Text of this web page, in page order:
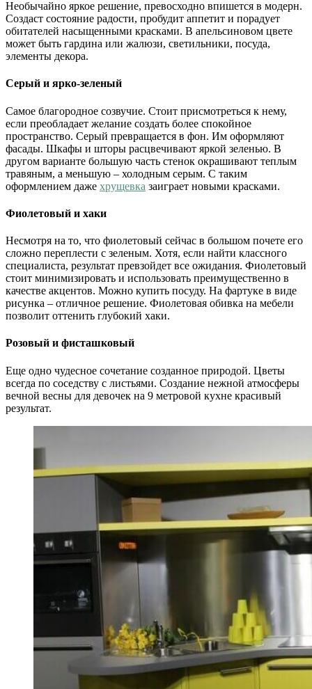
Необычайно яркое решение, превосходно впишется в модерн.
Создаст состояние радости, пробудит аппетит и порадует
обитателей насыщенными красками. В апельсиновом цвете
может быть гардина или жалюзи, светильники, посуда,
элементы декора.
Серый и ярко-зеленый
Самое благородное созвучие. Стоит присмотреться к нему,
если преобладает желание создать более спокойное
пространство. Серый превращается в фон. Им оформляют
фасады. Шкафы и шторы расцвечивают яркой зеленью. В
другом варианте большую часть стенок окрашивают теплым
травяным, а меньшую – холодным серым. С таким
оформлением даже хрущевка заиграет новыми красками.
Фиолетовый и хаки
Несмотря на то, что фиолетовый сейчас в большом почете его
сложно переплести с зеленым. Хотя, если найти классного
специалиста, результат превзойдет все ожидания. Фиолетовый
стоит минимизировать и использовать преимущественно в
качестве акцентов. Можно купить посуду. На фартуке в виде
рисунка – отличное решение. Фиолетовая обивка на мебели
позволит оттенить глубокий хаки.
Розовый и фисташковый
Еще одно чудесное сочетание созданное природой. Цветы
всегда по соседству с листьями. Создание нежной атмосферы
вечной весны для девочек на 9 метровой кухне красивый
результат.